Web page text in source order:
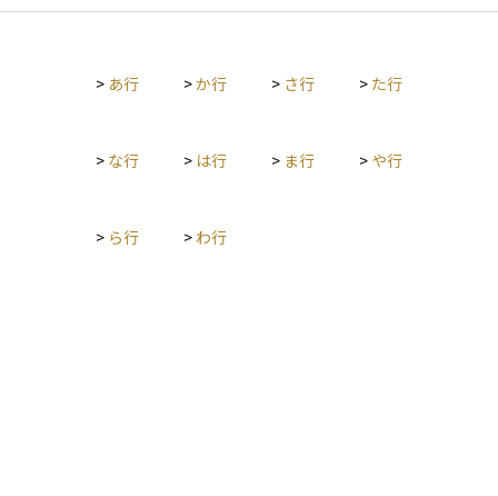
ているかどうか。こうした視点で冷静に比較検討を行うこと
済してくれると考えて過剰な投資を行う場合がこれにあたりま
損失を拡大させる可能性があります。自分で責任を持つ姿勢を
> あ行 >か行 > さ行 > た行
> な行 > は行 > ま行 > や行
> ら行 > わ行